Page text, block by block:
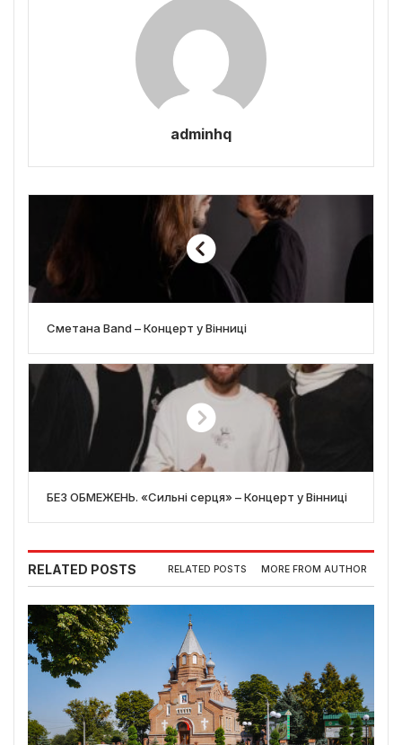
adminhq
Сметана Band – Концерт у Вінниці
БЕЗ ОБМЕЖЕНЬ. «Сильні серця» – Концерт у Вінниці
RELATED POSTS RELATED POSTS MORE FROM AUTHOR